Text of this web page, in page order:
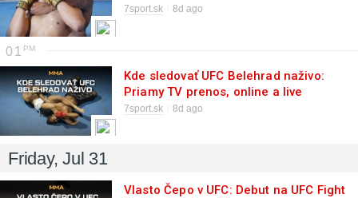
a cez live stream
7sport.sk 8d ago
01
Kde sledovať UFC Belehrad naživo:
Priamy TV prenos, online a live
stream
7sport.sk 8d ago
Friday, Jul 31
Vlasto Čepo v UFC: Debut na UFC Fight